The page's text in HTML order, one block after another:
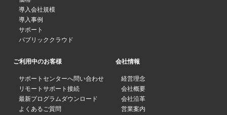
導入会社規模
導入事例
サポート
パブリッククラウド
ご利用中のお客様
サポートセンターへ問い合わせ
リモートサポート接続
最新プログラムダウンロード
よくあるご質問
会社情報
経営理念
会社概要
会社沿革
営業案内